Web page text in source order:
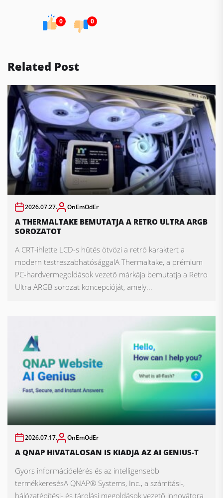
0 0
Related Post
2026.07.27. OnEmOdEr
A THERMALTAKE BEMUTATJA A RETRO ULTRA ARGB
SOROZATOT
A CRT-ihlette LCD-s hűtés ötvözi a retró karaktert a
modern testreszabhatósággalA Thermaltake, a prémium
PC-hardvermegoldások vezető márkája bemutatja a Retro
Ultra ARGB sorozat koncepcióját, amely...
2026.07.17. OnEmOdEr
A QNAP HIVATALOSAN IS KIADJA AZ AI GENIUS-T
Gyors információelérés és az intelligensebb
termékkeresésA QNAP® Systems, Inc., a számítási-,
hálózatépítési- és tárolási megoldások vezető innovátora